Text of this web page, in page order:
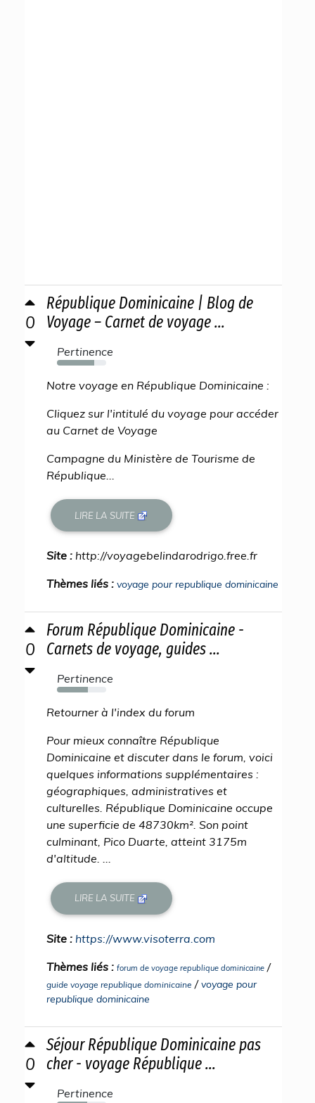
0
République Dominicaine | Blog de
Voyage – Carnet de voyage ...
Pertinence
76%
Notre voyage en République Dominicaine :
Cliquez sur l'intitulé du voyage pour accéder
au Carnet de Voyage
Campagne du Ministère de Tourisme de
République...
LIRE LA SUITE
Site : http://voyagebelindarodrigo.free.fr
Thèmes liés : voyage pour republique dominicaine
0
Forum République Dominicaine -
Carnets de voyage, guides ...
Pertinence
63%
Retourner à l'index du forum
Pour mieux connaître République
Dominicaine et discuter dans le forum, voici
quelques informations supplémentaires :
géographiques, administratives et
culturelles. République Dominicaine occupe
une superficie de 48730km². Son point
culminant, Pico Duarte, atteint 3175m
d'altitude. ...
LIRE LA SUITE
Site : https://www.visoterra.com
Thèmes liés : forum de voyage republique dominicaine /
guide voyage republique dominicaine /voyage pour
republique dominicaine
0
Séjour République Dominicaine pas
cher - voyage République ...
Pertinence